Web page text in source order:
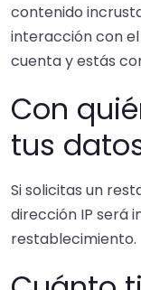
contenido
interacción con
cuenta y estás
Con
tus
Si solicitas un
dirección IP será
restablecimiento.